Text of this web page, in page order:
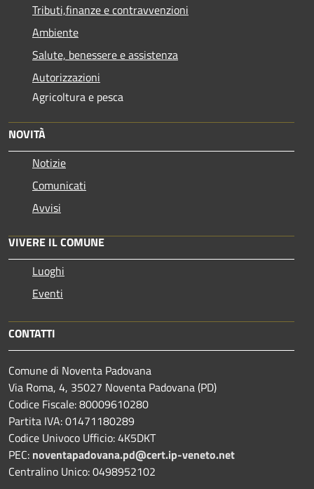
Tributi,finanze e contravvenzioni
Ambiente
Salute, benessere e assistenza
Autorizzazioni
Agricoltura e pesca
NOVITÀ
Notizie
Comunicati
Avvisi
VIVERE IL COMUNE
Luoghi
Eventi
CONTATTI
Comune di Noventa Padovana
Via Roma, 4, 35027 Noventa Padovana (PD)
Codice Fiscale: 80009610280
Partita IVA: 01471180289
Codice Univoco Ufficio: 4K5DKT
PEC: noventapadovana.pd@cert.ip-veneto.net
Centralino Unico: 0498952102